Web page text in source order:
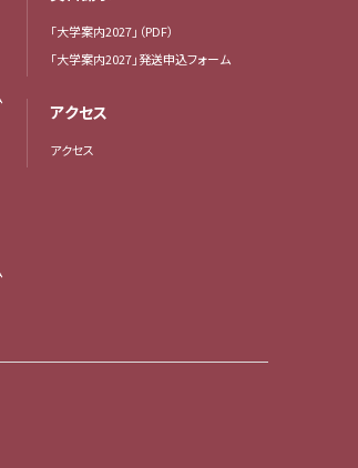
「大学案内2027」（PDF）
「大学案内2027」発送申込フォーム
アクセス
アクセス